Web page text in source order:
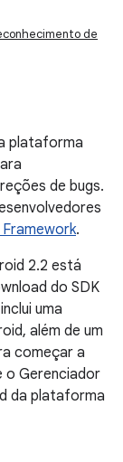
de
plataforma
de bugs.
Framework.
2.2 está
do SDK
uma
além de um
começar a
o Gerenciador
da plataforma